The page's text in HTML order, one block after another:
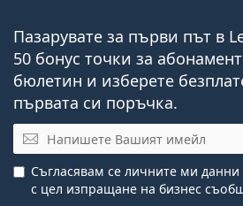
Пазарувате за първи път в
50 бонус точки за
бюлетин и изберете
първата си поръчка.
Имейл
Съгласявам се личните ми данни
с цел изпращане на бизнес